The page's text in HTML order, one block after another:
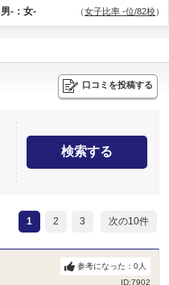
男-：女- （女子比率 -位/82校）
口コミを投稿する
検索する
1 2 3 次の10件
ID:7902
参考になった： 0人